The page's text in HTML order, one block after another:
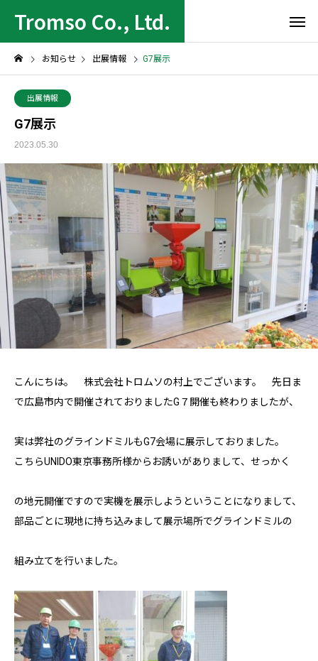
Tromso Co., Ltd.
お知らせ 出展情報 G7展示
出展情報
G7展示
2023.05.30
こんにちは。 株式会社トロムソの村上でございます。 先日ま
で広島市内で開催されておりましたG７開催も終わりましたが、
実は弊社のグラインドミルもG7会場に展示しておりました。
こちらUNIDO東京事務所様からお誘いがありまして、せっかく
の地元開催ですので実機を展示しようということになりまして、
部品ごとに現地に持ち込みまして展示場所でグラインドミルの
組み立てを行いました。